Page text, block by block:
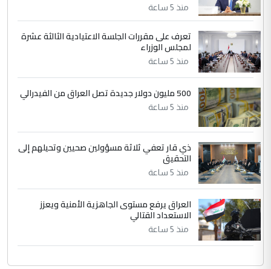
دقيق ومسؤول؛ فالاستثمار الحقيقي للإنسان
الموضوع :
بين الإهمال واغتصاب الأرض.. بلاد
الرافدين تعاني الجفاف والتصحر!!
منذ 5 ساعة
تعرف على مقررات الجلسة الاعتيادية الثالثة عشرة
لمجلس الوزراء
منذ 5 ساعة
500 مليون دولار جديدة تصل العراق من الفيدرالي
منذ 5 ساعة
ذي قار تعفي ثلاثة مسؤولين صحيين وتحيلهم إلى
التحقيق
منذ 5 ساعة
العراق يرفع مستوى الجاهزية الأمنية ويعزز
الاستعداد القتالي
منذ 5 ساعة